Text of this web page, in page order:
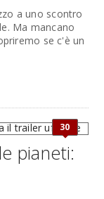
a uno scontro
Ma mancano
se c'è un
30
pianeti: